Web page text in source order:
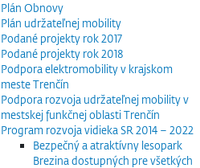
Plán Obnovy
Plán udržateľnej mobility
Podané projekty rok 2017
Podané projekty rok 2018
Podpora elektromobility v krajskom
meste Trenčín
Podpora rozvoja udržateľnej mobility v
mestskej funkčnej oblasti Trenčín
Program rozvoja vidieka SR 2014 – 2022
Bezpečný a atraktívny lesopark
Brezina dostupných pre všetkých